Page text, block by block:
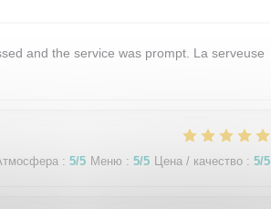
and the service was prompt. La serveuse
: 5/5 Меню : 5/5 Цена / качество : 5/5